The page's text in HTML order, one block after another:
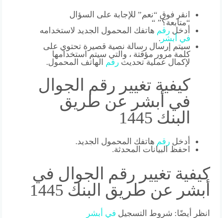
انقر فوق “نعم” للإجابة على السؤال
“متابعة؟” “
أدخلرقم هاتفك المحمول الجديد لاستخدامه
في
أبشر
سيتم إرسال رسالة نصية قصيرة تحتوي على
كلمة مرور مؤقتة ، والتي سيتم استخدامها
لإكمال عملية تحديثرقم الهاتف المحمول.
كيفية تغيير رقم الجوال
في أبشر عن طريق
البنك 1445
أدخلرقم هاتفك المحمول الجديد.
احفظ البيانات المحدثة.
كيفية تغيير رقم الجوال في
أبشر عن طريق البنك 1445
انظر أيضًا: شروط التسجيل في أبشر